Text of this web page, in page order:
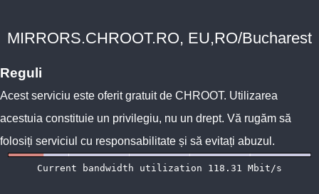
MIRRORS.CHROOT.RO, EU,RO/Bucharest
Reguli
Acest serviciu este oferit gratuit de CHROOT. Utilizarea
acestuia constituie un privilegiu, nu un drept. Vă rugăm să
folosiți serviciul cu responsabilitate și să evitați abuzul.